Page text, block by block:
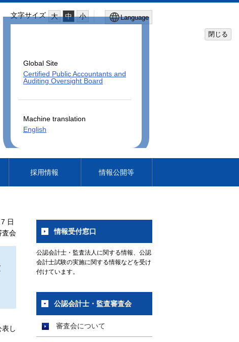
文字サイズ 大 中 小 Language
Global Site
Certified Public Accountants and
Auditing Oversight Board
Machine translation
English
閉じる
採用情報 情報公開等
日
査会
し
情報受付窓口
公認会計士・監査法人に関する情報、公認
会計士試験の実施に関する情報などを受け
付けています。
公認会計士・監査審査会
審査会について